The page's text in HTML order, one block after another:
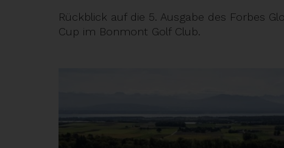
Rückblick auf die 5. Ausgabe des Forbes
Cup im Bonmont Golf Club.